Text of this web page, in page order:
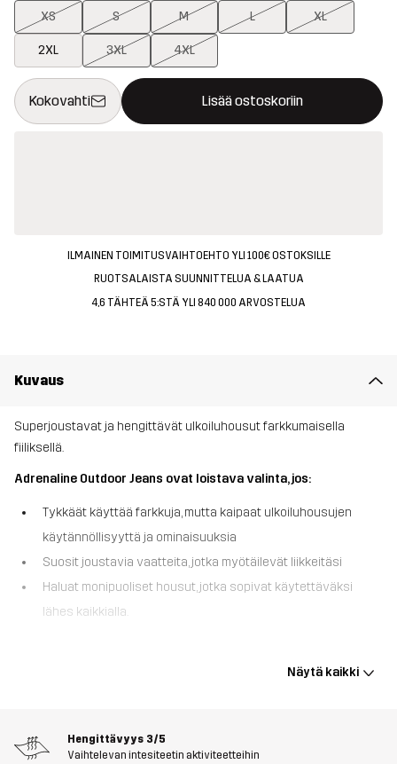
XS S M L XL
2XL 3XL 4XL
Kokovahti Lisää ostoskoriin
Tämä painike avaa ikkunan, joka vahvistaa uuden tuotteen
{{size}} ei saatavilla
ILMAINEN TOIMITUSVAIHTOEHTO YLI 100€ OSTOKSILLE
RUOTSALAISTA SUUNNITTELUA & LAATUA
4,6 TÄHTEÄ 5:STÄ YLI 840 000 ARVOSTELUA
Kuvaus
Superjoustavat ja hengittävät ulkoiluhousut farkkumaisella
fiiliksellä.
Adrenaline Outdoor Jeans ovat loistava valinta, jos:
Tykkäät käyttää farkkuja, mutta kaipaat ulkoiluhousujen
käytännöllisyyttä ja ominaisuuksia
Suosit joustavia vaatteita, jotka myötäilevät liikkeitäsi
Haluat monipuoliset housut, jotka sopivat käytettäväksi
lähes kaikkialla.
ulkonäkö ja retkeilyhousujen käytännölliset ominaisuudet. Toisin
materiaali takaa erinomaisen istuvuuden ja täydellisen
Näytä kaikki
Hengittävyys 3/5
Vaihtelevan intesiteetin aktiviteetteihin